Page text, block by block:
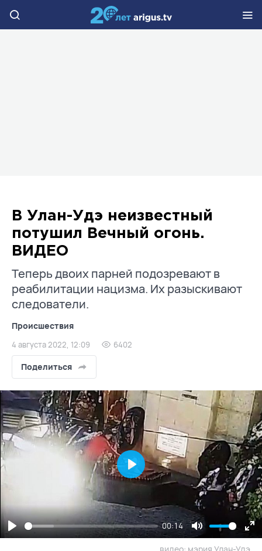
В Улан-Удэ неизвестный
потушил Вечный огонь.
ВИДЕО
Теперь двоих парней подозревают в
реабилитации нацизма. Их разыскивают
следователи.
Происшествия
4 августа 2022, 12:09 6402
Поделиться
Play
00:14
Mute
Play